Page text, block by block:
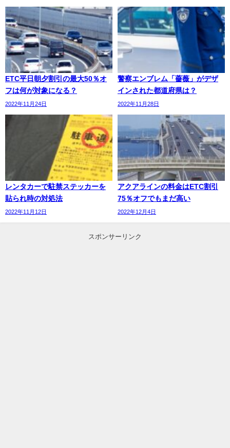
ETC平日朝夕割引の最大50％オ
フは何が対象になる？
2022年11月24日
警察エンブレム「薔薇」がデザ
インされた都道府県は？
2022年11月28日
レンタカーで駐禁ステッカーを
貼られ時の対処法
2022年11月12日
アクアラインの料金はETC割引
75％オフでもまだ高い
2022年12月4日
スポンサーリンク